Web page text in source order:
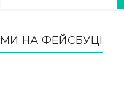
МИ НА ФЕЙСБУЦІ